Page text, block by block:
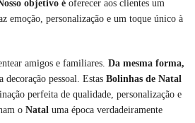
objetivo é oferecer aos clientes um
emoção, personalização e um toque único à
amigos e familiares. Da mesma forma,
decoração pessoal. Estas Bolinhas de Natal
perfeita de qualidade, personalização e
o Natal uma época verdadeiramente